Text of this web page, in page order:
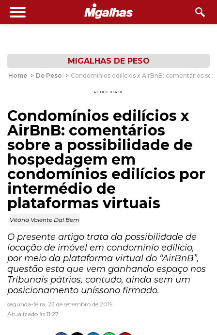
MIGALHAS DE PESO
Home > De Peso > Condomínios edilícios x AirBnB: comentários
PUBLICIDADE
Condomínios edilícios x
AirBnB: comentários
sobre a possibilidade de
hospedagem em
condomínios edilícios por
intermédio de
plataformas virtuais
Vitória Valente Dal Bem
O presente artigo trata da possibilidade de
locação de imóvel em condomínio edilício,
por meio da plataforma virtual do “AirBnB”,
questão esta que vem ganhando espaço nos
Tribunais pátrios, contudo, ainda sem um
posicionamento uníssono firmado.
segunda-feira, 23 de setembro de 2019
Atualizado às 11:27